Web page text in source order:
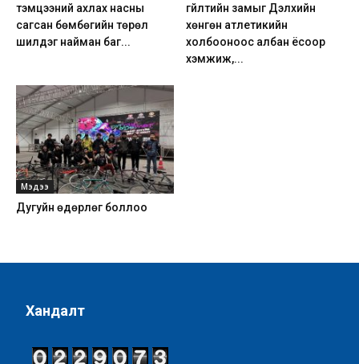
тэмцээний ахлах насны
сагсан бөмбөгийн төрөл
шилдэг найман баг...
гүйлтийн замыг Дэлхийн
хөнгөн атлетикийн
холбооноос албан ёсоор
хэмжиж,...
Мэдээ
Дугуйн өдөрлөг боллоо
Хандалт